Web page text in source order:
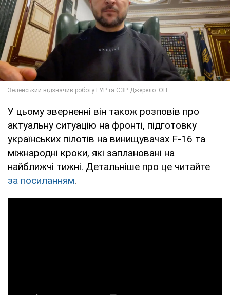
У цьому зверненні він також розповів про
актуальну ситуацію на фронті, підготовку
українських пілотів на винищувачах F-16 та
міжнародні кроки, які заплановані на
найближчі тижні. Детальніше про це читайте
за посиланням.